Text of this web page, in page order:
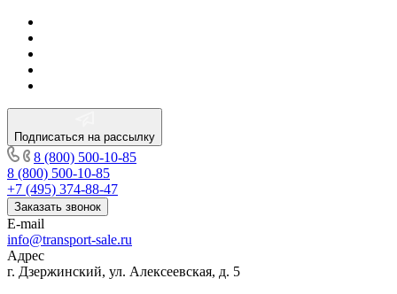
Подписаться на рассылку
8 (800) 500-10-85
8 (800) 500-10-85
+7 (495) 374-88-47
Заказать звонок
E-mail
info@transport-sale.ru
Адрес
г. Дзержинский, ул. Алексеевская, д. 5